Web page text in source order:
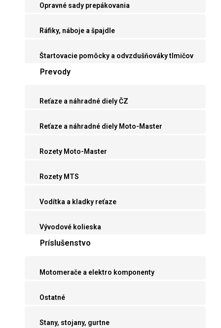
Opravné sady prepákovania
Ráfiky, náboje a špajdle
Štartovacie pomôcky a odvzdušňováky tlmičov
Prevody
Reťaze a náhradné diely ČZ
Reťaze a náhradné diely Moto-Master
Rozety Moto-Master
Rozety MTS
Vodítka a kladky reťaze
Vývodové kolieska
Príslušenstvo
Motomerače a elektro komponenty
Ostatné
Stany, stojany, gurtne